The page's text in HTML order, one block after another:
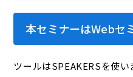
本セミナーはWebセ
ツールはSPEAKERSを使